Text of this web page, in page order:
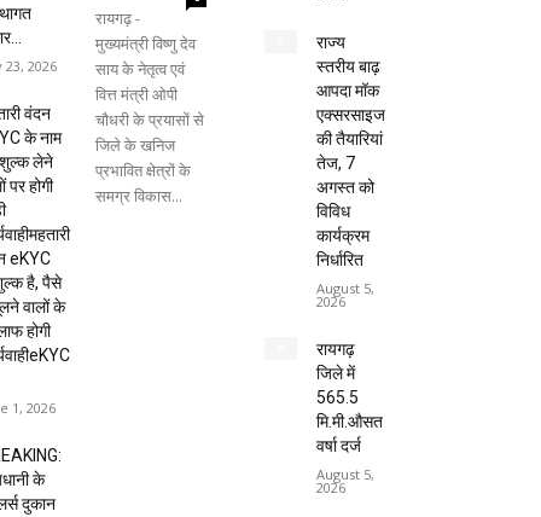
23, 2026
वंदन
के नाम
लेने
पर होगी
eKYC
है, पैसे
वालों के
होगी
1, 2026
के
दुकान
रायगढ़ -
मुख्यमंत्री विष्णु देव
साय के नेतृत्व एवं
वित्त मंत्री ओपी
चौधरी के प्रयासों से
जिले के खनिज
प्रभावित क्षेत्रों के
समग्र विकास...
राज्य
स्तरीय बाढ़
आपदा मॉक
एक्सरसाइज
की तैयारियां
तेज, 7
अगस्त को
विविध
कार्यक्रम
निर्धारित
August 5,
2026
रायगढ़
जिले में
565.5
मि.मी.औसत
वर्षा दर्ज
August 5,
2026